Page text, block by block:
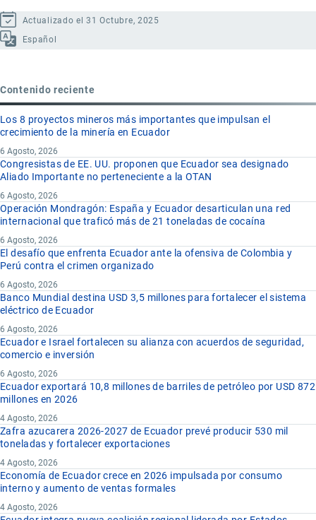
Actualizado el 31 Octubre, 2025
Español
Contenido reciente
Los 8 proyectos mineros más importantes que impulsan el
crecimiento de la minería en Ecuador
6 Agosto, 2026
Congresistas de EE. UU. proponen que Ecuador sea designado
Aliado Importante no perteneciente a la OTAN
6 Agosto, 2026
Operación Mondragón: España y Ecuador desarticulan una red
internacional que traficó más de 21 toneladas de cocaína
6 Agosto, 2026
El desafío que enfrenta Ecuador ante la ofensiva de Colombia y
Perú contra el crimen organizado
6 Agosto, 2026
Banco Mundial destina USD 3,5 millones para fortalecer el sistema
eléctrico de Ecuador
6 Agosto, 2026
Ecuador e Israel fortalecen su alianza con acuerdos de seguridad,
comercio e inversión
6 Agosto, 2026
Ecuador exportará 10,8 millones de barriles de petróleo por USD 872
millones en 2026
4 Agosto, 2026
Zafra azucarera 2026-2027 de Ecuador prevé producir 530 mil
toneladas y fortalecer exportaciones
4 Agosto, 2026
Economía de Ecuador crece en 2026 impulsada por consumo
interno y aumento de ventas formales
4 Agosto, 2026